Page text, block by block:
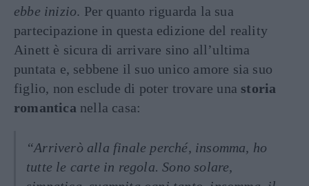
ebbe inizio. Per quanto riguarda la sua
partecipazione in questa edizione del reality
Ainett è sicura di arrivare sino all’ultima
puntata e, sebbene il suo unico amore sia suo
figlio, non esclude di poter trovare una storia
romantica nella casa:
“Arriverò alla finale perché, insomma, ho
tutte le carte in regola. Sono solare,